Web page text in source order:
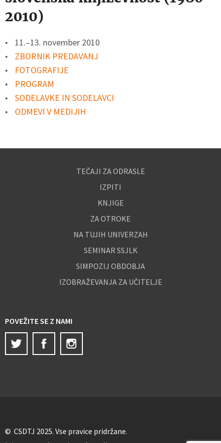
2010)
11.–13. november 2010
ZBORNIK PREDAVANJ
FOTOGRAFIJE
PROGRAM
SODELAVKE IN SODELAVCI
ODMEVI V MEDIJIH
TEČAJI ZA ODRASLE
IZPITI
KNJIGE
ZA OTROKE
NA TUJIH UNIVERZAH
SEMINAR SSJLK
SIMPOZIJ OBDOBJA
IZOBRAŽEVANJA ZA UČITELJE
POVEŽITE SE Z NAMI
Twitter
Facebook
© CSDTJ 2025. Vse pravice pridržane.